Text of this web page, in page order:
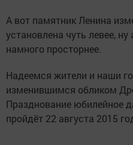
А вот памятник Ленина
установлена чуть левее,
намного просторнее.
Надеемся жители и наши
изменившимся обликом
Празднование юбилейное
пройдёт 22 августа 2015